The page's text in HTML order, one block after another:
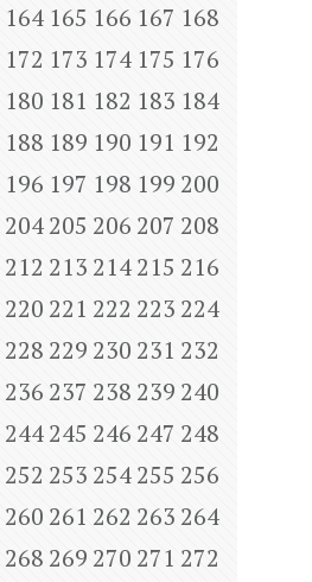
164 165 166 167 168
172 173 174 175 176
180 181 182 183 184
188 189 190 191 192
196 197 198 199 200
204205 206 207 208
212 213 214215 216
220 221 222 223 224
228 229 230 231 232
236 237 238 239 240
244245 246 247 248
252 253 254255 256
260 261 262 263 264
268 269 270 271 272